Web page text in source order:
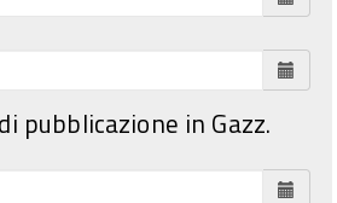
pubblicazione in Gazz.